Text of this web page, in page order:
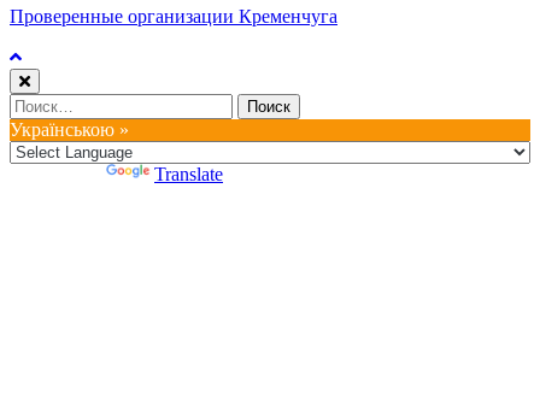
Проверенные организации Кременчуга
Найти:
Українською »
Translate